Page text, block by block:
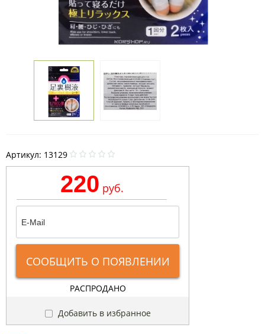
Артикул: 13129
220 руб.
СООБЩИТЬ О ПОЯВЛЕНИИ
РАСПРОДАНО
Добавить в избранное